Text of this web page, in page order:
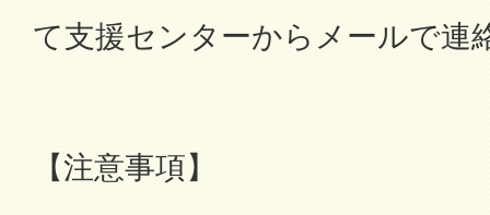
て支援センターからメールで連
【注意事項】